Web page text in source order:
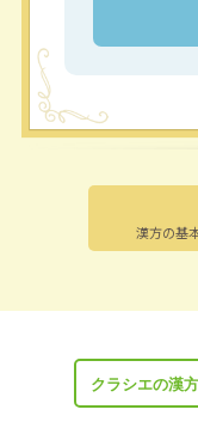
漢方の基
クラシエの漢